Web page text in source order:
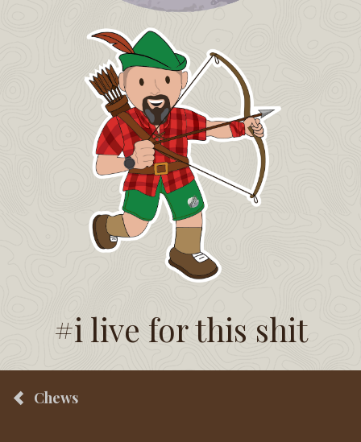
#i live for this shit
Chews